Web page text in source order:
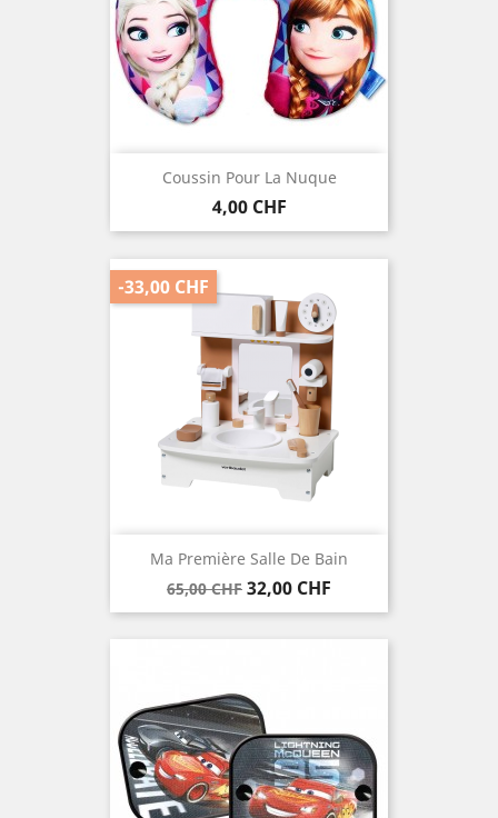
Coussin Pour La Nuque
Preis
4,00 CHF
Ma Première Salle De Bain
Verkaufspreis
65,00 CHF Preis
32,00 CHF
-33,00 CHF